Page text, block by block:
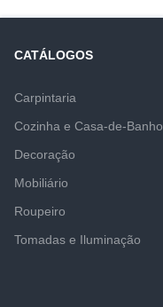
CATÁLOGOS
Carpintaria
Cozinha e Casa-de-Banho
Decoração
Mobiliário
Roupeiro
Tomadas e Iluminação